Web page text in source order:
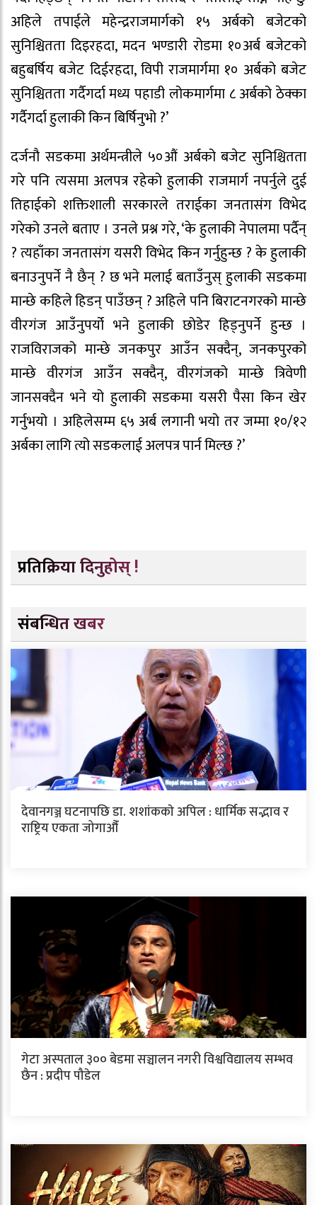
अहिले तपाईले महेन्द्रराजमार्गको १५ अर्बको बजेटको
सुनिश्चितता दिइरहदा, मदन भण्डारी रोडमा १०अर्ब बजेटको
बहुबर्षिय बजेट दिईरहदा, विपी राजमार्गमा १० अर्बको बजेट
सुनिश्चितता गर्दैगर्दा मध्य पहाडी लोकमार्गमा ८ अर्बको ठेक्का
गर्दैगर्दा हुलाकी किन बिर्षिनुभो ?’
दर्जनौ सडकमा अर्थमन्त्रीले ५०औं अर्बको बजेट सुनिश्चितता
गरे पनि त्यसमा अलपत्र रहेको हुलाकी राजमार्ग नपर्नुले दुई
तिहाईको शक्तिशाली सरकारले तराईका जनतासंग विभेद
गरेको उनले बताए । उनले प्रश्न गरे, ‘के हुलाकी नेपालमा पर्दैन्
? त्यहाँका जनतासंग यसरी विभेद किन गर्नुहुन्छ ? के हुलाकी
बनाउनुपर्ने नै छैन् ? छ भने मलाई बताउँनुस् हुलाकी सडकमा
मान्छे कहिले हिडन् पाउँछन् ? अहिले पनि बिराटनगरको मान्छे
वीरगंज आउँनुपर्यो भने हुलाकी छोडेर हिड्नुपर्ने हुन्छ ।
राजविराजको मान्छे जनकपुर आउँन सक्दैन्, जनकपुरको
मान्छे वीरगंज आउँन सक्दैन्, वीरगंजको मान्छे त्रिवेणी
जानसक्दैन भने यो हुलाकी सडकमा यसरी पैसा किन खेर
गर्नुभयो । अहिलेसम्म ६५ अर्ब लगानी भयो तर जम्मा १०/१२
अर्बका लागि त्यो सडकलाई अलपत्र पार्न मिल्छ ?’
प्रतिक्रिया दिनुहोस् !
संबन्धित खबर
देवानगञ्ज घटनापछि डा. शशांककाे अपिल : धार्मिक सद्भाव र
राष्ट्रिय एकता जोगाऔँ
गेटा अस्पताल ३०० बेडमा सञ्चालन नगरी विश्वविद्यालय सम्भव
छैन : प्रदीप पौडेल